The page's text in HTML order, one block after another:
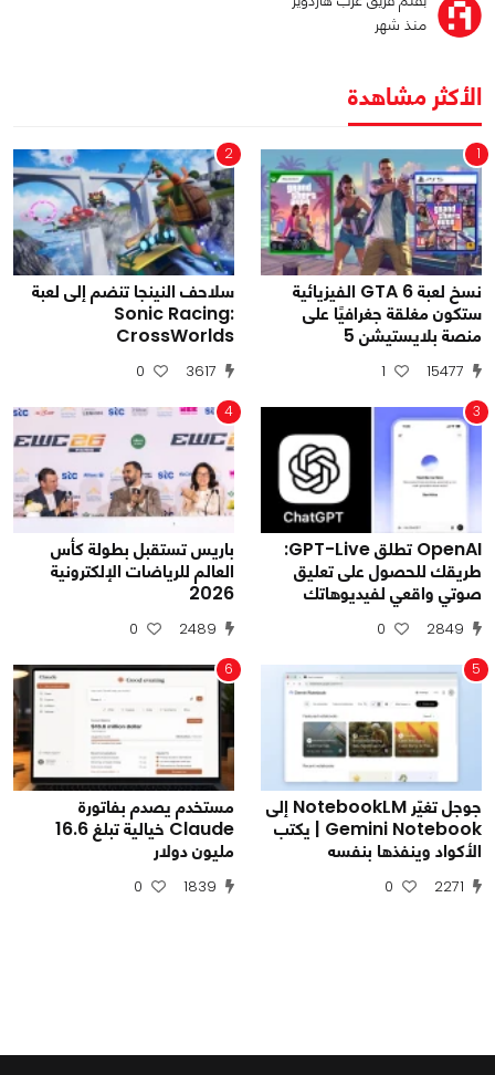
منذ شهر
الأكثر مشاهدة
1
نسخ لعبة GTA 6 الفيزيائية
ستكون مغلقة جغرافيًا على
منصة بلايستيشن 5
15477
1
2
سلاحف النينجا تنضم إلى لعبة
Sonic Racing:
CrossWorlds
3617
0
3
OpenAI تطلق GPT-Live:
طريقك للحصول على تعليق
صوتي واقعي لفيديوهاتك
2849
0
4
باريس تستقبل بطولة كأس
العالم للرياضات الإلكترونية
2026
2489
0
5
جوجل تغيّر NotebookLM إلى
Gemini Notebook | يكتب
الأكواد وينفذها بنفسه
2271
0
6
مستخدم يصدم بفاتورة
Claude خيالية تبلغ 16.6
مليون دولار
1839
0